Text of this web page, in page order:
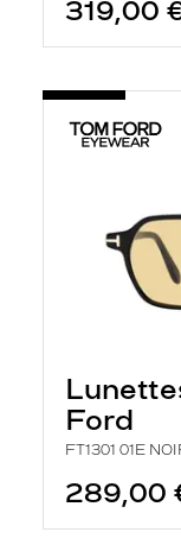
319,00
Ford
FT1301 01E
289,00